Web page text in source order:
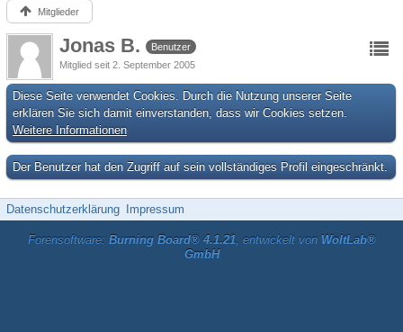
Mitglieder
Jonas B.
Benutzer
Mitglied seit 2. September 2005
Diese Seite verwendet Cookies. Durch die Nutzung unserer Seite
erklären Sie sich damit einverstanden, dass wir Cookies setzen.
Weitere Informationen
Der Benutzer hat den Zugriff auf sein vollständiges Profil eingeschränkt.
Datenschutzerklärung Impressum
Forensoftware: Burning Board® 4.1.21, entwickelt von WoltLab®
GmbH